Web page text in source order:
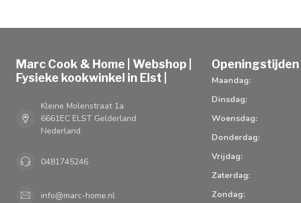
Marc Cook & Home | Webshop |
Fysieke kookwinkel in Elst |
Kleine Molenstraat 1a
6661EC ELST Gelderland
Nederland
0481745246
info@marc-home.nl
Openingstijden
Maandag:
Dinsdag:
Woensdag:
Donderdag:
Vrijdag:
Zaterdag:
Zondag: